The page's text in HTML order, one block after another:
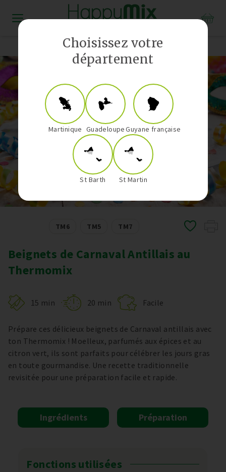
TM6 TM5 TM7
Beignets de Carnaval Antillais au
Thermomix
15 min 20 min Facile
Prépare ces délicieux beignets de Carnaval antillais avec
ton Thermomix ! Moelleux, parfumés aux épices et au
citron vert, ils sont parfaits pour célébrer les jours gras
en toute gourmandise. Une recette traditionnelle
revisitée pour une préparation facile et rapide.
Ingrédients Préparation
Fonctions utilisées
Choisissez votre
département
Martinique GuadeloupeGuyane française
St Barth St Martin